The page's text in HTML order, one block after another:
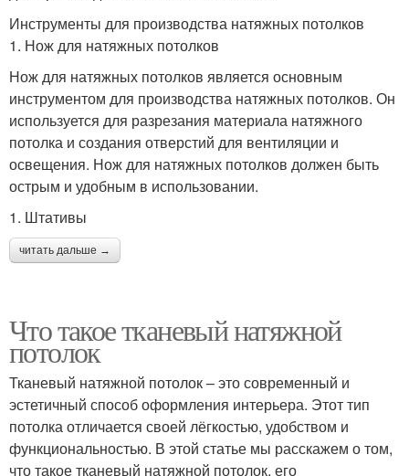
Инструменты для производства натяжных потолков
1. Нож для натяжных потолков
Нож для натяжных потолков является основным
инструментом для производства натяжных потолков. Он
используется для разрезания материала натяжного
потолка и создания отверстий для вентиляции и
освещения. Нож для натяжных потолков должен быть
острым и удобным в использовании.
1. Штативы
читать дальше →
Что такое тканевый натяжной
потолок
Тканевый натяжной потолок – это современный и
эстетичный способ оформления интерьера. Этот тип
потолка отличается своей лёгкостью, удобством и
функциональностью. В этой статье мы расскажем о том,
что такое тканевый натяжной потолок, его